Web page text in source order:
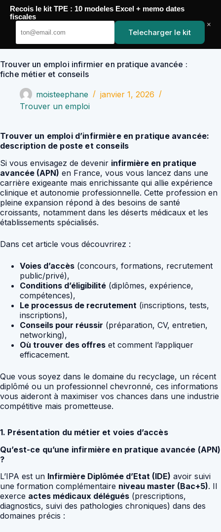
Passer
contenu
YoupiJobs
Trouver un emploi infirmier en pratique avancée :
fiche métier et conseils
moisteephane
janvier 1, 2026
Trouver un emploi
Trouver un emploi d’infirmière en pratique avancée:
description de poste et conseils
Si vous envisagez de devenir infirmière en pratique
avancée (APN) en France, vous vous lancez dans une
carrière exigeante mais enrichissante qui allie expérience
clinique et autonomie professionnelle. Cette profession en
pleine expansion répond à des besoins de santé
croissants, notamment dans les déserts médicaux et les
établissements spécialisés.
Dans cet article vous découvrirez :
Voies d’accès (concours, formations, recrutement
public/privé),
Conditions d’éligibilité (diplômes, expérience,
compétences),
Le processus de recrutement (inscriptions, tests,
inscriptions),
Conseils pour réussir (préparation, CV, entretien,
networking),
Où trouver des offres et comment l’appliquer
efficacement.
Que vous soyez dans le domaine du recyclage, un récent
diplômé ou un professionnel chevronné, ces informations
vous aideront à maximiser vos chances dans une industrie
compétitive mais prometteuse.
1. Présentation du métier et voies d’accès
Qu’est-ce qu’une infirmière en pratique avancée (APN)
?
L’IPA est un Infirmière Diplômée d’Etat (IDE) avoir suivi
une formation complémentaire niveau master (Bac+5). Il
exerce actes médicaux délégués (prescriptions,
diagnostics, suivi des pathologies chroniques) dans des
domaines précis :
Recois le kit TPE : 10 modeles Excel + memo dates
fiscales
Telecharger le kit
×